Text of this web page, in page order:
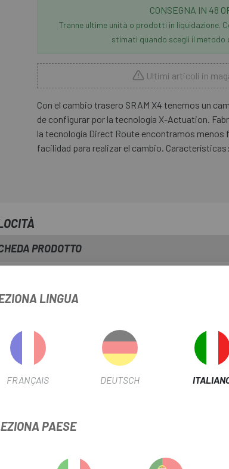
CONSEGNA IN 48
Tranne ultime unità o prodotti in liquidazione.
stimati quando scegli il metodo
Ultimi articoli in
Con el cambio trasero SRAM X4 tenemos un
de configurar por la tecnología X-Actuation.
la tecnología Direct Route encontramos
facilidad para realizar el cambio.
PRODOTTO
SUL PRODOTTO
LINGUA
FRANÇAIS DEUTSCH
PAESE